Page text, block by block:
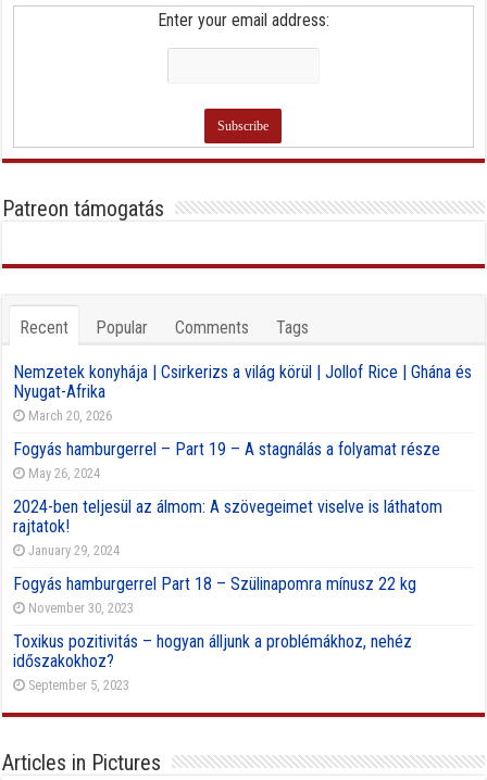
Enter your email address:
Patreon támogatás
Recent Popular Comments Tags
Nemzetek konyhája | Csirkerizs a világ körül | Jollof Rice | Ghána és
Nyugat-Afrika
March 20, 2026
Fogyás hamburgerrel – Part 19 – A stagnálás a folyamat része
May 26, 2024
2024-ben teljesül az álmom: A szövegeimet viselve is láthatom
rajtatok!
January 29, 2024
Fogyás hamburgerrel Part 18 – Szülinapomra mínusz 22 kg
November 30, 2023
Toxikus pozitivitás – hogyan álljunk a problémákhoz, nehéz
időszakokhoz?
September 5, 2023
Articles in Pictures